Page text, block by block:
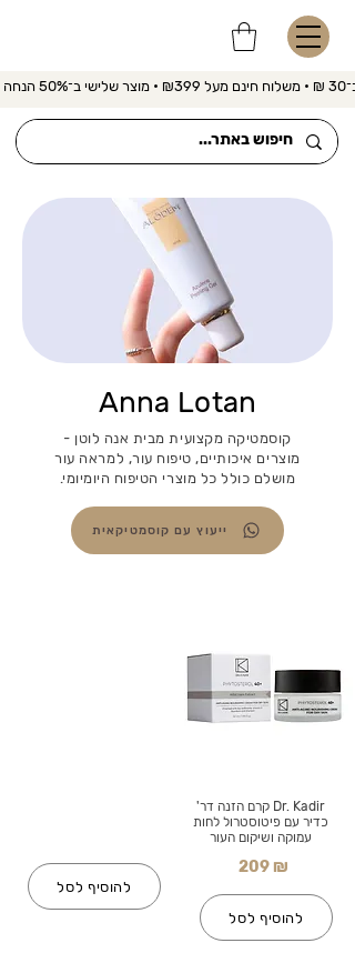
הנחה
Anna Lotan
קוסמטיקה מקצועית מבית אנה לוטן -
מוצרים איכותיים, טיפוח עור, למראה עור
מושלם כולל כל מוצרי הטיפוח היומיומי.
ייעוץ עם קוסמטיקאית
להוסיף לסל
Dr. Kadir קרם הזנה דר'
כדיר עם פיטוסטרול לחות
עמוקה ושיקום העור
209 ₪
להוסיף לסל